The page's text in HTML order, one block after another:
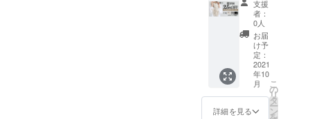
いと異
なって
見える
場合が
ありま
す。 ※
製造状
況によ
り出荷
遅れる
━ 素材:
ベビー
アルパ
カ100%
サイ
ズ:W60
H180(c
m) 重
量:約
予定
【内
容】 下
記2色の
中か
ら、お
好きな1
枚をお
選びく
ださ
25％OF
CLASIC
Oストー
ル １枚
+ エコ
バッグ
付き 定
価
27,500
支援
者：
0人
お届
け予
定：
2021
年10
月
詳細を見る
こ
の
リ
タ
ー
ン
を